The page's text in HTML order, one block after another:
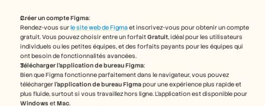
Créer un compte Figma:
Rendez-vous sur le site web de Figma et inscrivez-vous pour obtenir un compte
gratuit. Vous pouvez choisir entre un forfait Gratuit, idéal pour les utilisateurs
individuels ou les petites équipes, et des forfaits payants pour les équipes qui
ont besoin de fonctionnalités avancées.
Télécharger l'application de bureau Figma:
Bien que Figma fonctionne parfaitement dans le navigateur, vous pouvez
télécharger l'application de bureau Figma pour une expérience plus rapide et
Windows et Mac.